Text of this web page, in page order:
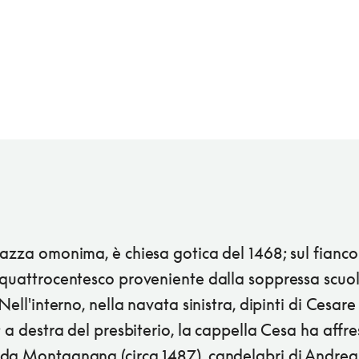
omonima, è chiesa gotica del 1468; sul
proveniente dalla soppressa
nella navata sinistra, dipinti di Cesare
a destra del presbiterio, la cappella Cesa ha
Montagnana (circa 1487), candelabri di Andrea